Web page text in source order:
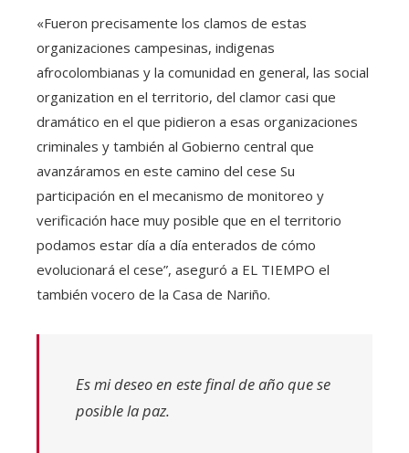
«Fueron precisamente los clamos de estas
organizaciones campesinas, indigenas
afrocolombianas y la comunidad en general, las social
organization en el territorio, del clamor casi que
dramático en el que pidieron a esas organizaciones
criminales y también al Gobierno central que
avanzáramos en este camino del cese Su
participación en el mecanismo de monitoreo y
verificación hace muy posible que en el territorio
podamos estar día a día enterados de cómo
evolucionará el cese”, aseguró a EL TIEMPO el
también vocero de la Casa de Nariño.
Es mi deseo en este final de año que se
posible la paz.